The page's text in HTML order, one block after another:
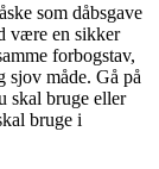
som dåbsgave
være en sikker
forbogstav,
sjov måde. Gå på
skal bruge eller
bruge i